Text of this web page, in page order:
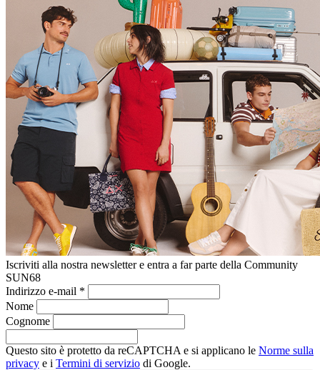
Iscriviti alla nostra newsletter e entra a far parte della Community
SUN68
Indirizzo e-mail *
Nome
Cognome
Questo sito è protetto da reCAPTCHA e si applicano le Norme sulla
privacy e i Termini di servizio di Google.